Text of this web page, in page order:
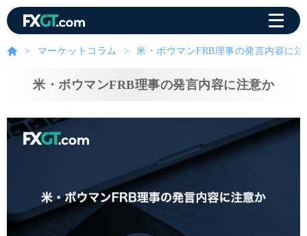
マーケットコラム 米・ボウマンFRB理事の発言内容に注
米・ボウマンFRB理事の発言内容に注意か